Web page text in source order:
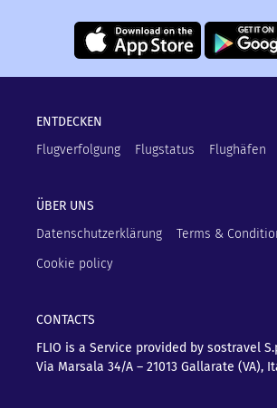
ENTDECKEN
Flugverfolgung
Flugstatus Flughäfen
ÜBER UNS
Datenschutzerklärung
Terms &
Cookie policy
CONTACTS
FLIO is a Service provided by sostravel
Via Marsala 34/A – 21013 Gallarate (VA),